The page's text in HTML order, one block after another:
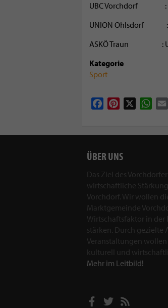
UBC Vorchdorf
UNION Ohlsdorf
ASKÖ Traun : UR
Kategorie
Sport
FacebookPinterest
ÜBER UNS
Das Ziel des
wirtschaftliche
Vorchdorf. Wir wollen
Marktgemeinde
Wirtschaftsfaktor in der
stärken. Durch gezielte
Veranstaltungen
kulturell und
Mehr im Leitbild!